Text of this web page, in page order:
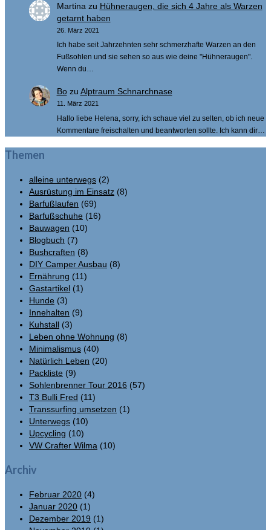
Martina zu Hühneraugen, die sich 4 Jahre als Warzen
getarnt haben
26. März 2021
Ich habe seit Jahrzehnten sehr schmerzhafte Warzen an den
Fußsohlen und sie sehen so aus wie deine "Hühneraugen".
Wenn du…
Bozu Alptraum Schnarchnase
11. März 2021
Hallo liebe Helena, sorry, ich schaue viel zu selten, ob ich neue
Kommentare freischalten und beantworten sollte. Ich kann dir…
Themen
alleine unterwegs (2)
Ausrüstung im Einsatz (8)
Barfußlaufen (69)
Barfußschuhe (16)
Bauwagen (10)
Blogbuch (7)
Bushcraften (8)
DIY Camper Ausbau (8)
Ernährung (11)
Gastartikel (1)
Hunde (3)
Innehalten (9)
Kuhstall (3)
Leben ohne Wohnung (8)
Minimalismus (40)
Natürlich Leben (20)
Packliste (9)
Sohlenbrenner Tour 2016 (57)
T3 Bulli Fred (11)
Transsurfing umsetzen (1)
Unterwegs (10)
Upcycling (10)
VW Crafter Wilma (10)
Archiv
Februar 2020 (4)
Januar 2020 (1)
Dezember 2019 (1)